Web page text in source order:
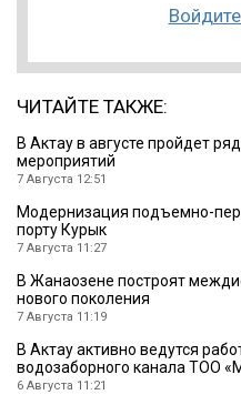
ЧИТАЙТЕ ТАКЖЕ:
В Актау в августе пройдет
мероприятий
7 Августа 12:51
Модернизация подъемно-
порту Курык
7 Августа 11:27
В Жанаозене построят
нового поколения
7 Августа 11:19
В Актау активно ведутся
водозаборного канала ТОО
6 Августа 11:21